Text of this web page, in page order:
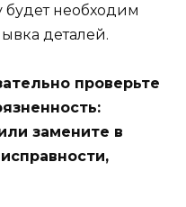
будет необходим
деталей.
проверьте
замените в